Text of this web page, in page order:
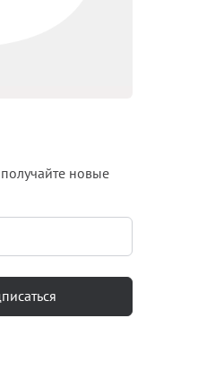
новые